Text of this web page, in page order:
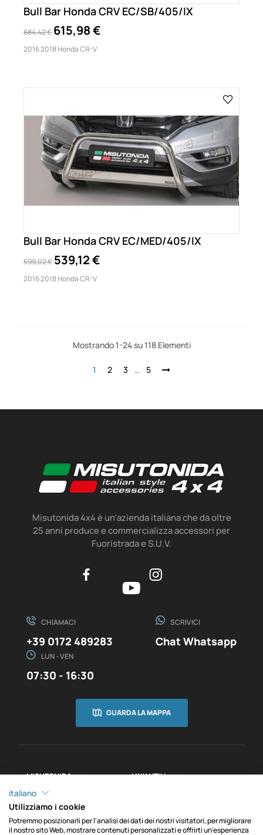
Bull Bar Honda CRV EC/SB/405/IX
684,42 € 615,98 €
2016 2018 Honda CR-V
Bull Bar Honda CRV EC/MED/405/IX
599,02 € 539,12 €
2016 2018 Honda CR-V
Mostrando 1-24 su 118 Elementi
1 2 3 … 5
Misutonida 4x4 è un’azienda italiana che da oltre
25 anni produce e commercializza accessori per
Fuoristrada e S.U.V.
CHIAMACI
+39 0172 489283
SCRIVICI
Chat Whatsapp
LUN - VEN
07:30 - 16:30
GUARDA LA MAPPA
MISUTONIDA  LINK UTILI 
INFORMAZIONI
italiano
Utilizziamo i cookie
Potremmo posizionarli per l'analisi dei dati dei nostri visitatori, per migliorare
il nostro sito Web, mostrare contenuti personalizzati e offrirti un'esperienza